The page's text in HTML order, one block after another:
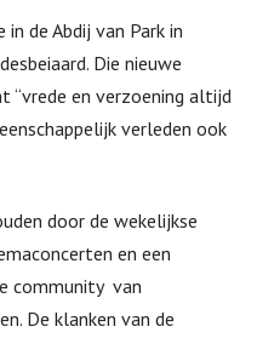
de Abdij van Park in
Die nieuwe
“vrede en verzoening altijd
verleden ook
door de wekelijkse
en een
community van
De klanken van de